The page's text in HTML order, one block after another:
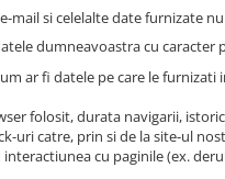
mail si celelalte date furnizate
dumneavoastra cu caracter
ar fi datele pe care le
folosit, durata navigarii,
uri catre, prin si de la site-ul
cu paginile (ex.